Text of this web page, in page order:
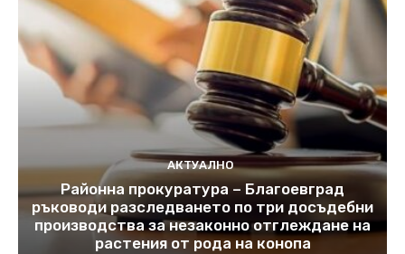
АКТУАЛНО
Районна прокуратура – Благоевград
ръководи разследването по три досъдебни
производства за незаконно отглеждане на
растения от рода на конопа